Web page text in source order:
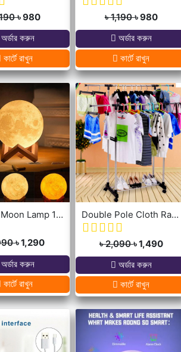
৳ 980
অর্ডার করুন
কার্টে রাখুন
৳ 1,190৳ 980
অর্ডার করুন
কার্টে রাখুন
New 3D Moon Lamp 16 Colors Remote & Touching system
৳ 1,290
অর্ডার করুন
কার্টে রাখুন
Double Pole Cloth Rack - Stainless Steel
৳ 2,090৳ 1,490
অর্ডার করুন
কার্টে রাখুন